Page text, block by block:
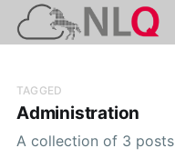
TAGGED
Administration
A collection of 3 posts